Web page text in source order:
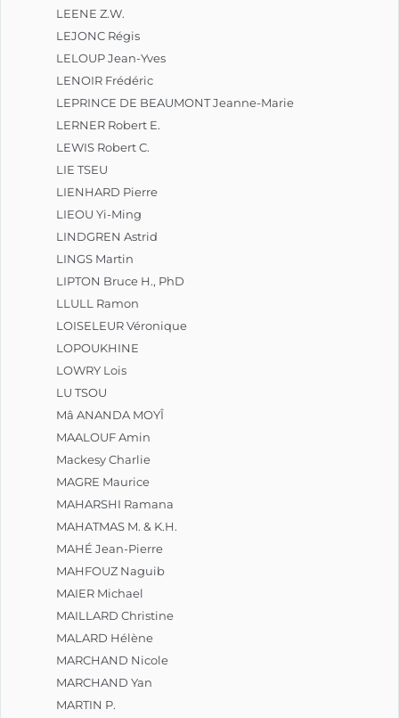
LEENE Z.W.
LEJONC Régis
LELOUP Jean-Yves
LENOIR Frédéric
LEPRINCE DE BEAUMONT Jeanne-Marie
LERNER Robert E.
LEWIS Robert C.
LIE TSEU
LIENHARD Pierre
LIEOU Yi-Ming
LINDGREN Astrid
LINGS Martin
LIPTON Bruce H., PhD
LLULL Ramon
LOISELEUR Véronique
LOPOUKHINE
LOWRY Lois
LU TSOU
Mâ ANANDA MOYÎ
MAALOUF Amin
Mackesy Charlie
MAGRE Maurice
MAHARSHI Ramana
MAHATMAS M. & K.H.
MAHÉ Jean-Pierre
MAHFOUZ Naguib
MAIER Michael
MAILLARD Christine
MALARD Hélène
MARCHAND Nicole
MARCHAND Yan
MARTIN P.